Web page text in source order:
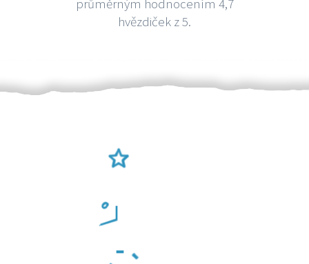
průměrným hodnocením 4,7
hvězdiček z 5.